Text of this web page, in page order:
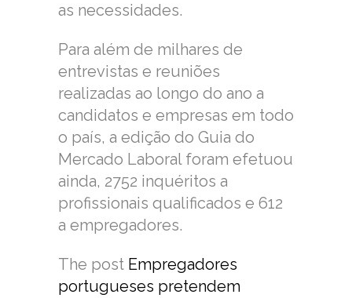
as necessidades.
Para além de milhares de
entrevistas e reuniões
realizadas ao longo do ano a
candidatos e empresas em todo
o país, a edição do Guia do
Mercado Laboral foram efetuou
ainda, 2752 inquéritos a
profissionais qualificados e 612
a empregadores.
The post Empregadores
portugueses pretendem